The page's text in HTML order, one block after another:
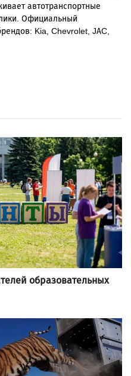
автотранспортные
Официальный
Kia, Chevrolet, JAC,
образовательных